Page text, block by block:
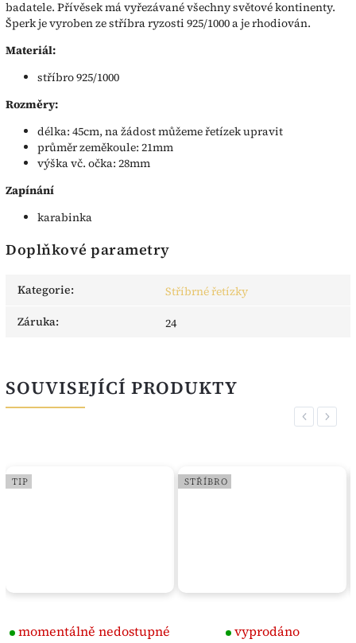
badatele. Přívěsek má vyřezávané všechny světové kontinenty.
Šperk je vyroben ze stříbra ryzosti 925/1000 a je rhodiován.
Materiál:
stříbro 925/1000
Rozměry:
délka: 45cm, na žádost můžeme řetízek upravit
průměr zeměkoule: 21mm
výška vč. očka: 28mm
Zapínání
karabinka
Doplňkové parametry
Kategorie:
Stříbrné řetízky
Záruka: 24
SOUVISEJÍCÍ PRODUKTY
Previous
TIP
momentálně nedostupné
STŘÍBRO
vyprodáno
Next